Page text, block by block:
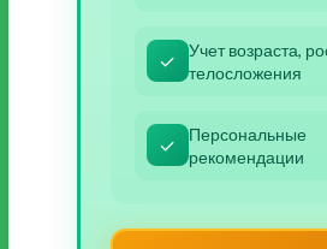
✓
Учет возраста,
телосложения
✓
Персональные
рекомендации